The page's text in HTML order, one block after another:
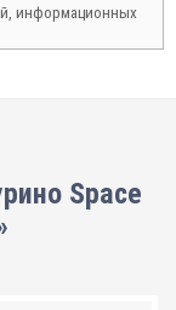
информационных
Space